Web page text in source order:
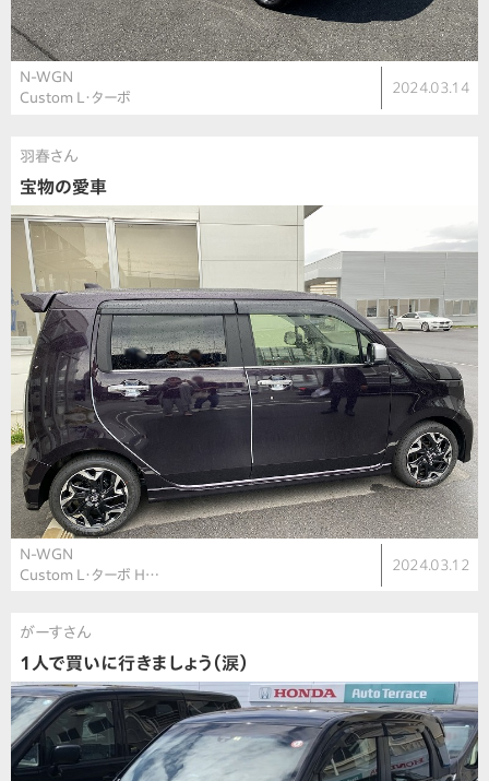
N-WGN
Custom L・ターボ
2024.03.14
羽春さん
宝物の愛車
N-WGN
Custom L・ターボ H…
2024.03.12
がーすさん
1人で買いに行きましょう（涙）